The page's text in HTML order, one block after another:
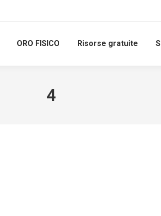
ORO FISICO Risorse gratuite
4